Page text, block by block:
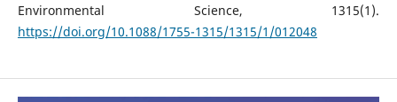
Environmental Science, 1315(1).
https://doi.org/10.1088/1755-1315/1315/1/012048